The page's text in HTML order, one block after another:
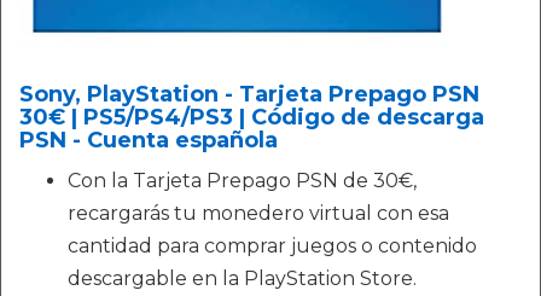
Sony, PlayStation - Tarjeta Prepago PSN
30€ | PS5/PS4/PS3 | Código de descarga
PSN - Cuenta española
Con la Tarjeta Prepago PSN de 30€,
recargarás tu monedero virtual con esa
cantidad para comprar juegos o contenido
descargable en la PlayStation Store.